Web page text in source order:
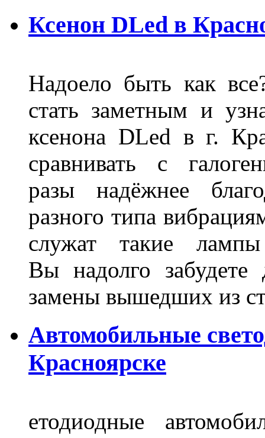
Ксенон DLed в
Надоело быть как
стать заметным и
ксенона DLed в г.
сравнивать с
разы надёжнее
разного типа
служат такие
Вы надолго забудете
замены вышедших из
Автомобильные
Красноярске
етодиодные